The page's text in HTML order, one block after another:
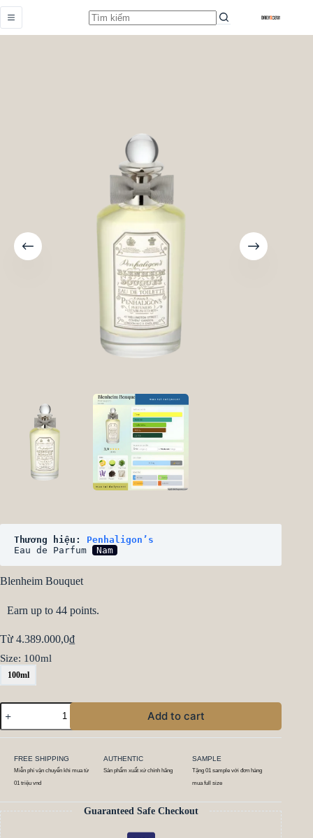
Thương hiệu: Penhaligon’s
Eau de Parfum
Nam
Blenheim Bouquet
Earn up to 44 points.
Từ 4.389.000,0₫
Size: 100ml
100ml
Add to cart
FREE SHIPPING
Miễn phí vận chuyển khi mua từ
01 triệu vnd
AUTHENTIC
Sản phẩm xuất xứ chính hãng
SAMPLE
Tặng 01 sample với đơn hàng
mua full size
Guaranteed Safe Checkout